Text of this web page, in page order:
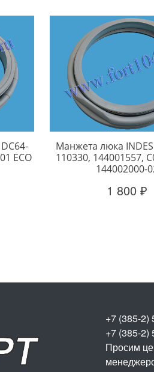
ECO
Манжета люка
110330, 144001557,
144002000-
1 800 ₽
+7 (385-2)
+7 (385-2)
Просим